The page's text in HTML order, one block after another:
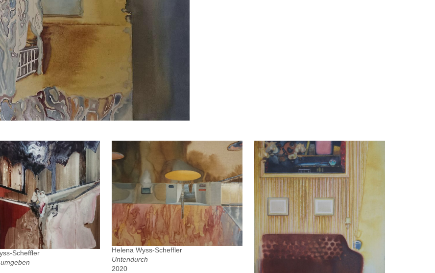
Scheffler
Helena Wyss-Scheffler
Untendurch
2020